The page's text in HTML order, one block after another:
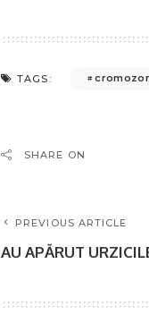
TAGS:
SHARE ON
PREVIOUS ARTICLE
AU APĂRUT